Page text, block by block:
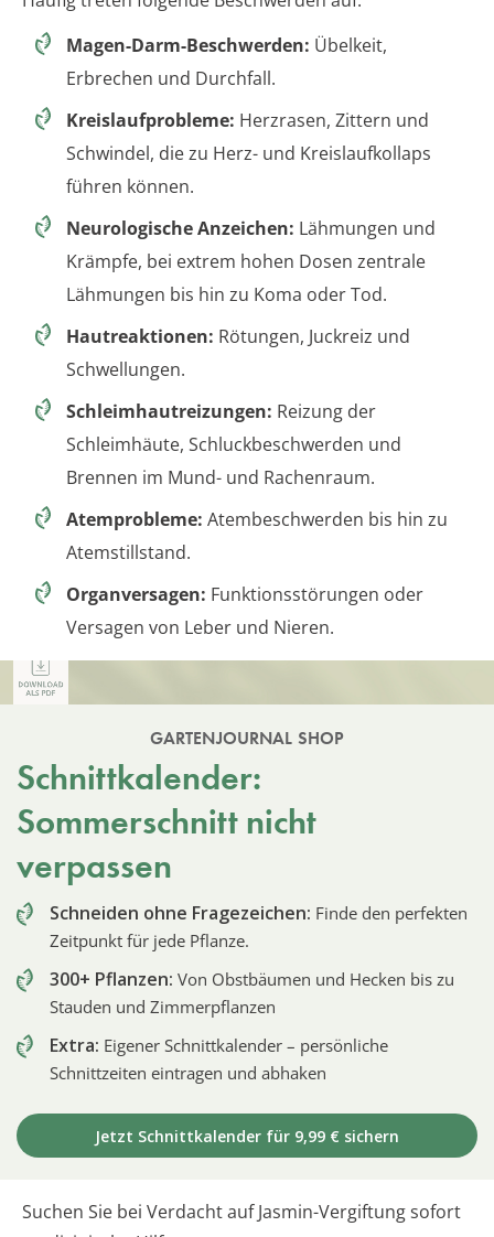
Magen-Darm-Beschwerden: Übelkeit,
Erbrechen und Durchfall.
Kreislaufprobleme: Herzrasen, Zittern und
Schwindel, die zu Herz- und Kreislaufkollaps
führen können.
Neurologische Anzeichen: Lähmungen und
Krämpfe, bei extrem hohen Dosen zentrale
Lähmungen bis hin zu Koma oder Tod.
Hautreaktionen: Rötungen, Juckreiz und
Schwellungen.
Schleimhautreizungen: Reizung der
Schleimhäute, Schluckbeschwerden und
Brennen im Mund- und Rachenraum.
Atemprobleme: Atembeschwerden bis hin zu
Atemstillstand.
Organversagen: Funktionsstörungen oder
Versagen von Leber und Nieren.
GARTENJOURNAL SHOP
Schnittkalender:
Sommerschnitt nicht
verpassen
Schneiden ohne Fragezeichen: Finde den perfekten
Zeitpunkt für jede Pflanze.
300+ Pflanzen: Von Obstbäumen und Hecken bis zu
Stauden und Zimmerpflanzen
Extra: Eigener Schnittkalender – persönliche
Schnittzeiten eintragen und abhaken
Jetzt Schnittkalender für 9,99 € sichern
Suchen Sie bei Verdacht auf Jasmin-Vergiftung sofort